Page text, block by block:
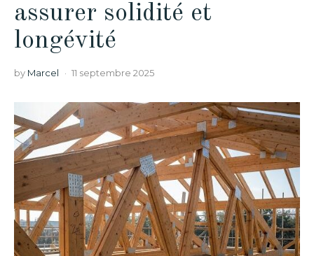
assurer solidité et
longévité
by Marcel 11 septembre 2025